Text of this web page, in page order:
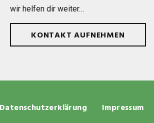
wir hel­fen dir weiter…
KONTAKT AUFNEHMEN
Datenschutzerklärung Impressum